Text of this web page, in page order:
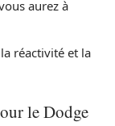
aurez à
réactivité et la
le Dodge